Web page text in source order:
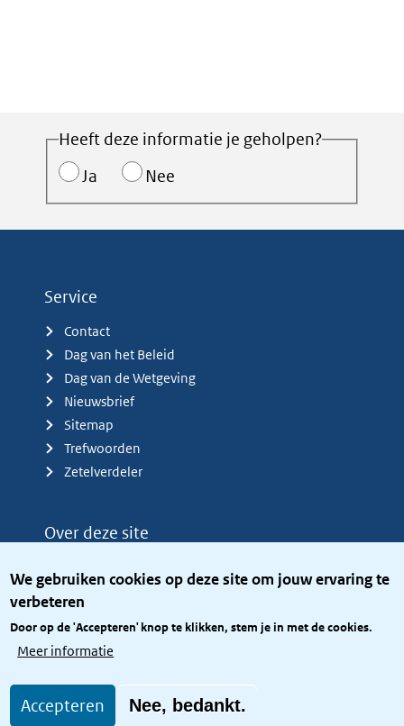
We gebruiken cookies op deze site om jouw ervaring te
verbeteren
Door op de 'Accepteren' knop te klikken, stem je in met de cookies.
Meer informatie
Accepteren Nee, bedankt.
Heeft deze informatie je geholpen?
Ja
Nee
Service
Contact
Dag van het Beleid
Dag van de Wetgeving
Nieuwsbrief
Sitemap
Trefwoorden
Zetelverdeler
Over deze site
Privacy
Toegang site openbaar
Toegankelijkheid